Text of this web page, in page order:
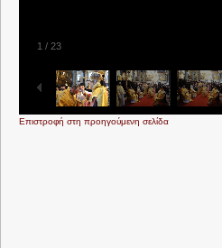
1 / 23
Επιστροφή στη προηγούμενη σελίδα